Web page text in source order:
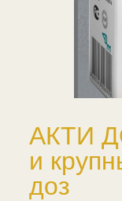
АКТИ
и
доз